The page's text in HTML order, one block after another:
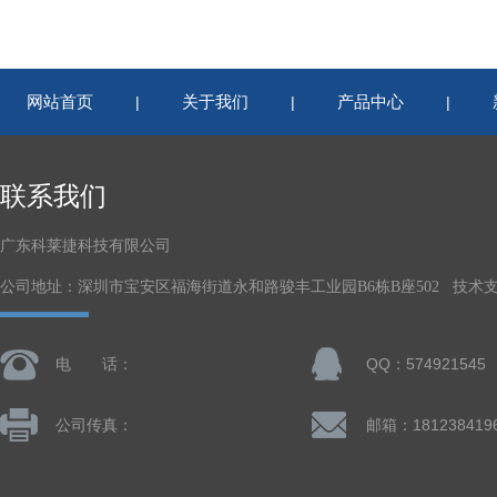
网站首页 | 关于我们 | 产品中心 |
联系我们
广东科莱捷科技有限公司
公司地址：深圳市宝安区福海街道永和路骏丰工业园B6栋B座502 技术
电 话： QQ：574921545
公司传真：